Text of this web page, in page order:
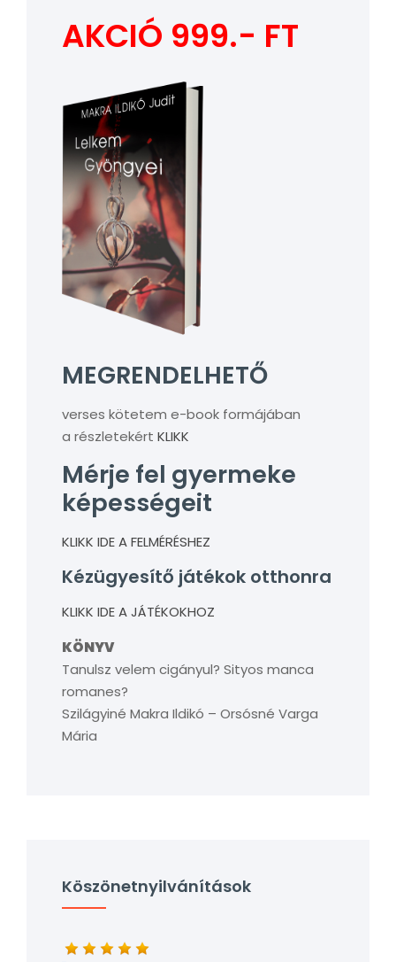
AKCIÓ 999.- FT
MEGRENDELHETŐ
verses kötetem e-book formájában
a részletekért KLIKK
Mérje fel gyermeke
képességeit
KLIKK IDE A FELMÉRÉSHEZ
Kézügyesítő játékok otthonra
KLIKK IDE A JÁTÉKOKHOZ
KÖNYV
Tanulsz velem cigányul? Sityos manca
romanes?
Szilágyiné Makra Ildikó – Orsósné Varga
Mária
Köszönetnyilvánítások